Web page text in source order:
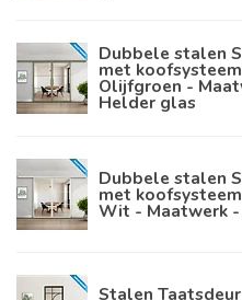
Dubbele stalen
met
Olijfgroen -
Helder glas
Dubbele stalen
met
Wit - Maatwerk
Stalen